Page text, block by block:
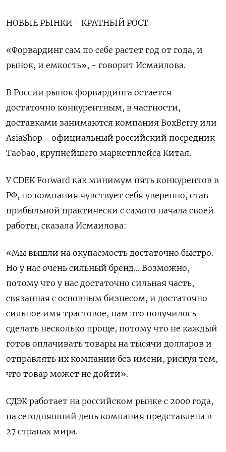
НОВЫЕ РЫНКИ - КРАТНЫЙ РОСТ
«Форвардинг сам по себе растет год от года, и
рынок, и емкость», - говорит Исмаилова.
В России рынок форвардинга остается
достаточно конкурентным, в частности,
доставками занимаются компания BoxBerry или
AsiaShop - официальный российский посредник
Taobao, крупнейшего маркетплейса Китая.
У CDEK Forward как минимум пять конкурентов в
РФ, но компания чувствует себя уверенно, став
прибыльной практически с самого начала своей
работы, сказала Исмаилова:
«Мы вышли на окупаемость достаточно быстро.
Но у нас очень сильный бренд... Возможно,
потому что у нас достаточно сильная часть,
связанная с основным бизнесом, и достаточно
сильное имя трастовое, нам это получилось
сделать несколько проще, потому что не каждый
готов оплачивать товары на тысячи долларов и
отправлять их компании без имени, рискуя тем,
что товар может не дойти».
СДЭК работает на российском рынке с 2000 года,
на сегодняшний день компания представлена в
27 странах мира.